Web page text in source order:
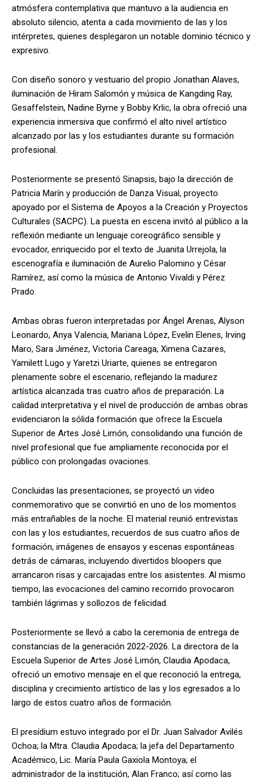
atmósfera contemplativa que mantuvo a la audiencia en
absoluto silencio, atenta a cada movimiento de las y los
intérpretes, quienes desplegaron un notable dominio técnico y
expresivo.
Con diseño sonoro y vestuario del propio Jonathan Alaves,
iluminación de Hiram Salomón y música de Kangding Ray,
Gesaffelstein, Nadine Byrne y Bobby Krlic, la obra ofreció una
experiencia inmersiva que confirmó el alto nivel artístico
alcanzado por las y los estudiantes durante su formación
profesional.
Posteriormente se presentó Sinapsis, bajo la dirección de
Patricia Marín y producción de Danza Visual, proyecto
apoyado por el Sistema de Apoyos a la Creación y Proyectos
Culturales (SACPC). La puesta en escena invitó al público a la
reflexión mediante un lenguaje coreográfico sensible y
evocador, enriquecido por el texto de Juanita Urrejola, la
escenografía e iluminación de Aurelio Palomino y César
Ramírez, así como la música de Antonio Vivaldi y Pérez
Prado.
Ambas obras fueron interpretadas por Ángel Arenas, Alyson
Leonardo, Anya Valencia, Mariana López, Evelin Elenes, Irving
Maro, Sara Jiménez, Victoria Careaga, Ximena Cazares,
Yamilett Lugo y Yaretzi Uriarte, quienes se entregaron
plenamente sobre el escenario, reflejando la madurez
artística alcanzada tras cuatro años de preparación. La
calidad interpretativa y el nivel de producción de ambas obras
evidenciaron la sólida formación que ofrece la Escuela
Superior de Artes José Limón, consolidando una función de
nivel profesional que fue ampliamente reconocida por el
público con prolongadas ovaciones.
Concluidas las presentaciones, se proyectó un video
conmemorativo que se convirtió en uno de los momentos
más entrañables de la noche. El material reunió entrevistas
con las y los estudiantes, recuerdos de sus cuatro años de
formación, imágenes de ensayos y escenas espontáneas
detrás de cámaras, incluyendo divertidos bloopers que
arrancaron risas y carcajadas entre los asistentes. Al mismo
tiempo, las evocaciones del camino recorrido provocaron
también lágrimas y sollozos de felicidad.
Posteriormente se llevó a cabo la ceremonia de entrega de
constancias de la generación 2022-2026. La directora de la
Escuela Superior de Artes José Limón, Claudia Apodaca,
ofreció un emotivo mensaje en el que reconoció la entrega,
disciplina y crecimiento artístico de las y los egresados a lo
largo de estos cuatro años de formación.
El presídium estuvo integrado por el Dr. Juan Salvador Avilés
Ochoa; la Mtra. Claudia Apodaca; la jefa del Departamento
Académico, Lic. María Paula Gaxiola Montoya; el
administrador de la institución, Alan Franco; así como las